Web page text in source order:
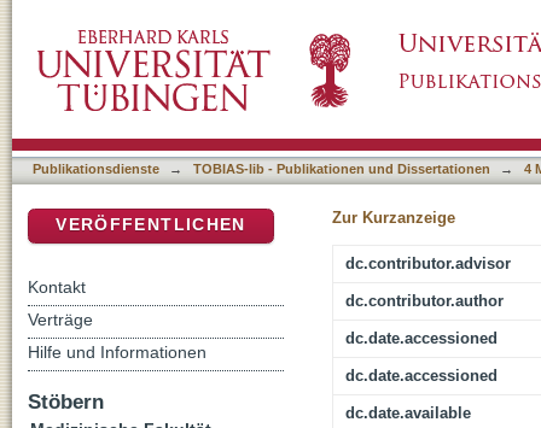
Publikationsdienste → TOBIAS-lib - Publikationen und Dissertationen → 4
Zur Kurzanzeige
dc.contributor.advisor
dc.contributor.author
dc.date.accessioned
dc.date.accessioned
dc.date.available
VERÖFFENTLICHEN
Kontakt
Verträge
Hilfe und Informationen
Stöbern